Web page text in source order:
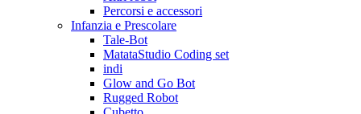
Percorsi e accessori
Infanzia e Prescolare
Tale-Bot
MatataStudio Coding set
indi
Glow and Go Bot
Rugged Robot